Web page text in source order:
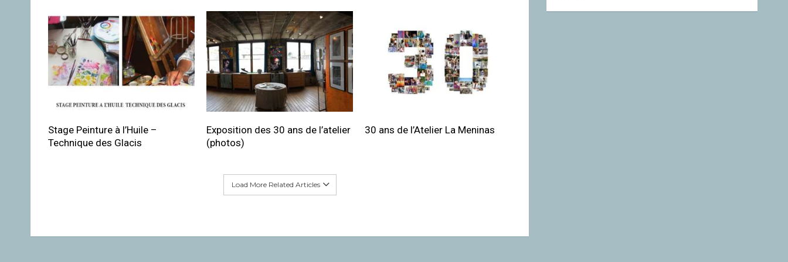
Stage Peinture à l’Huile –
Technique des Glacis
Exposition des 30 ans de l’atelier
(photos)
30 ans de l’Atelier La Meninas
Load More Related Articles